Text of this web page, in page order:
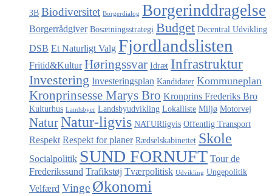
3B Biodiversitet Borgerdialog Borgerinddragelse
Borgerrådgiver Bosætningsstrategi Budget Decentral Udvikling
DSB Et Naturligt Valg Fjordlandslisten
Fritid&Kultur Høringssvar Idræt Infrastruktur
Investering Investeringsplan Kandidater Kommuneplan
Kronprinsesse Marys Bro Kronprins Frederiks Bro
Kulturhus Landsbyer Landsbyudvikling Lokalliste Miljø Motorvej
NaturNatur-ligvis NATURligvis Offentlig Transport
Respekt Respekt for planer Rædselskabinettet Skole
Socialpolitik SUND FORNUFT Tour de
Frederikssund Trafikstøj Tværpolitisk Udvikling Ungepolitik
Velfærd Vinge Økonomi